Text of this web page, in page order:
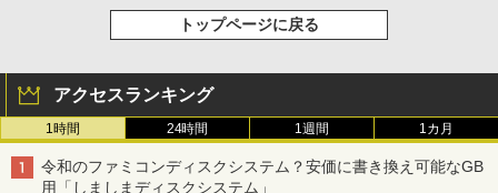
トップページに戻る
アクセスランキング
1時間 24時間 1週間 1カ月
令和のファミコンディスクシステム？安価に書き換え可能なGB
用「しましまディスクシステム」